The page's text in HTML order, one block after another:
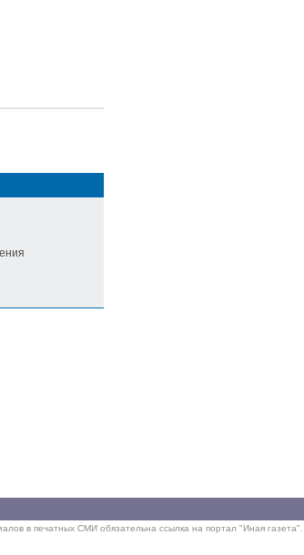
в печатных СМИ обязательна ссылка на портал "Иная газета".